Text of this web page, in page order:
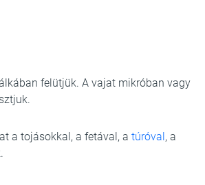
felütjük. A vajat mikróban vagy
a tojásokkal, a fetával, a túróval, a